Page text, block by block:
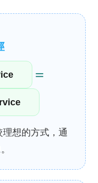
＝
想的方式，通